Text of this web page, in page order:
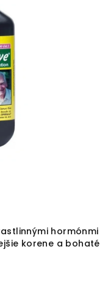
hormónmi
korene a bohaté